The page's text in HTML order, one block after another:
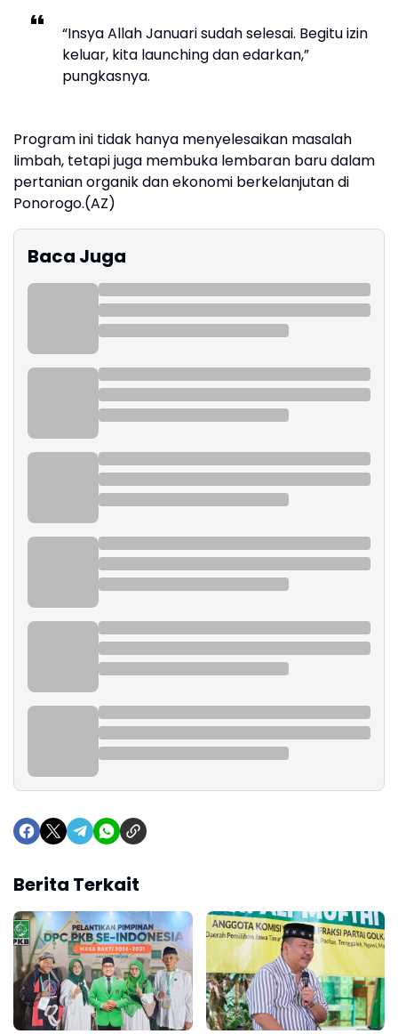
“Insya Allah Januari sudah selesai. Begitu izin
keluar, kita launching dan edarkan,”
pungkasnya.
Program ini tidak hanya menyelesaikan masalah
limbah, tetapi juga membuka lembaran baru dalam
pertanian organik dan ekonomi berkelanjutan di
Ponorogo.(AZ)
Baca Juga
Berita Terkait